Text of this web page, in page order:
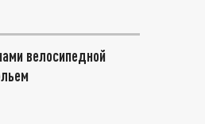
велосипедной